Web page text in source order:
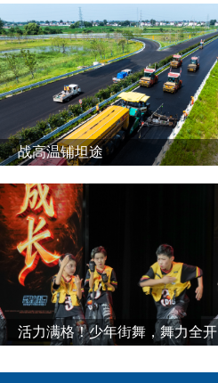
战高温铺坦途
活力满格！少年街舞，舞力全开